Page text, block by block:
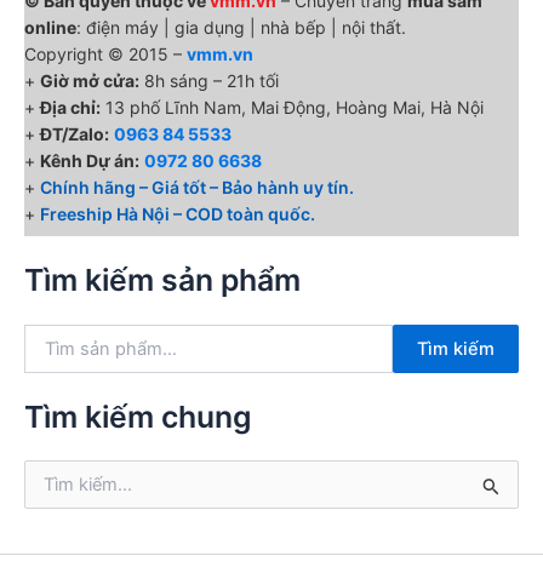
online: điện máy | gia dụng | nhà bếp | nội thất.
Copyright © 2015 – vmm.vn
+ Giờ mở cửa: 8h sáng – 21h tối
+Địa chỉ: 13 phố Lĩnh Nam, Mai Động, Hoàng Mai, Hà Nội
+ĐT/Zalo: 0963 84 5533
+ Kênh Dự án: 0972 80 6638
+ Chính hãng – Giá tốt – Bảo hành uy tín.
+ Freeship Hà Nội – COD toàn quốc.
Tìm kiếm sản phẩm
k
ế
:
Tìm kiếm
Tìm kiếm chung